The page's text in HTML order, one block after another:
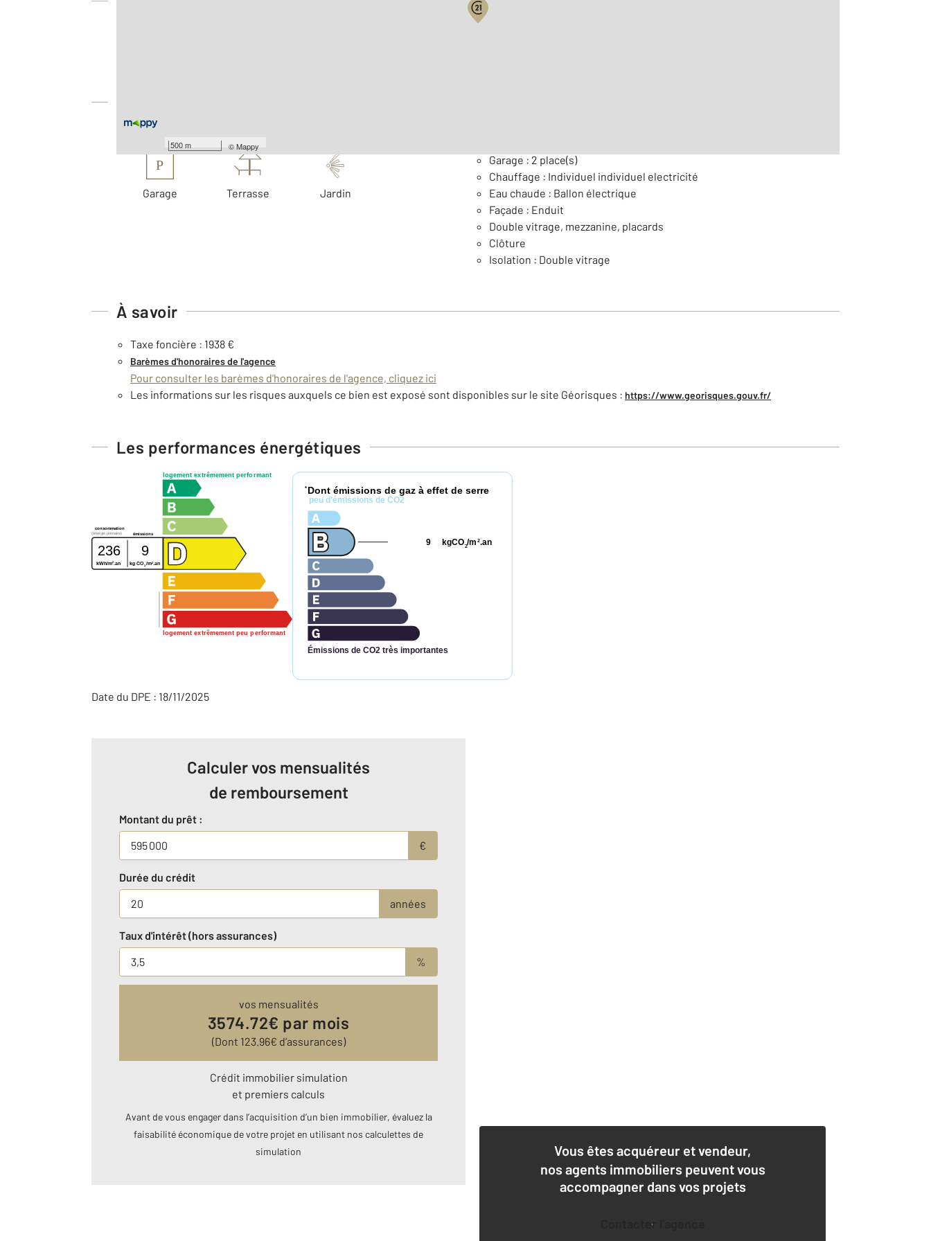
500 m ©Mappy
P
Garage Terrasse Jardin
Garage : 2 place(s)
Chauffage : Individuel individuel electricité
Eau chaude : Ballon électrique
Façade : Enduit
Double vitrage, mezzanine, placards
Clôture
Isolation : Double vitrage
À savoir
Taxe foncière : 1938 €
Barèmes d'honoraires de l'agence
Pour consulter les barèmes d'honoraires de l'agence, cliquez ici
Les informations sur les risques auxquels ce bien est exposé sont disponibles sur le site Géorisques : https://www.georisques.gouv.fr/
Les performances énergétiques
logement extrêmement performant
logement extrêmement peu performant
consommation
émissions
(énergie primaire)
236 9
kWh/m2 .an kg CO2 /m2 .an
* Dont émissions de gaz à effet de serre
peu d'émissions de CO2
Émissions de CO2 très importantes
kgCO2/m 2.an
9
Date du DPE : 18/11/2025
Calculer vos mensualités
de remboursement
Montant du prêt :
€
Durée du crédit
années
Taux d'intérêt (hors assurances)
%
vos mensualités
3574.72€ par mois
(Dont 123.96€ d’assurances)
Crédit immobilier simulation
et premiers calculs
Avant de vous engager dans l’acquisition d’un bien immobilier, évaluez la
faisabilité économique de votre projet en utilisant nos calculettes de
simulation
Vous êtes acquéreur et vendeur,
nos agents immobiliers peuvent vous
accompagner dans vos projets
Contacter l'agence